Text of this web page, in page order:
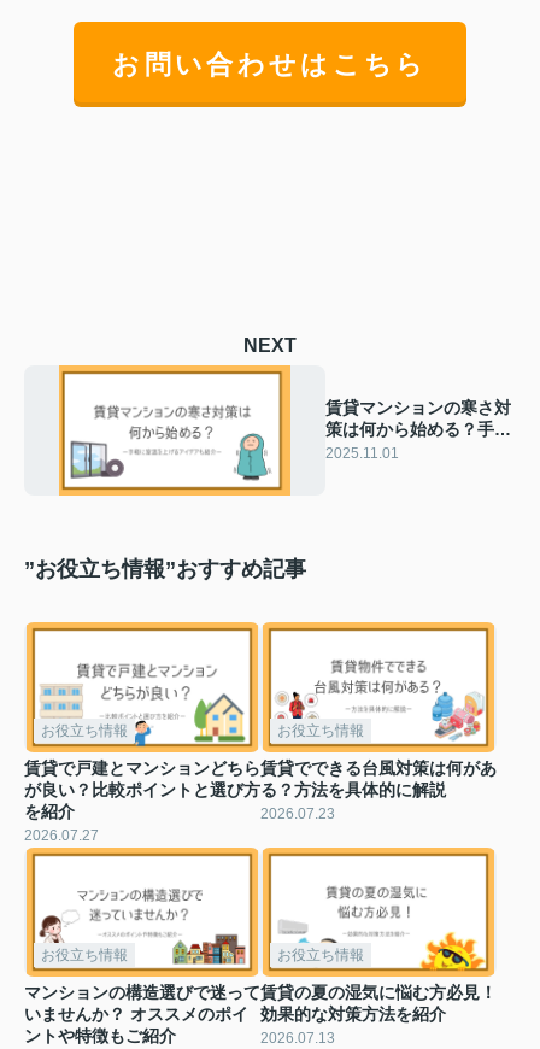
お問い合わせはこちら
NEXT
賃貸マンションの寒さ対
策は何から始める？手軽
に室温を上げるアイデア
2025.11.01
”お役立ち情報”おすすめ記事
お役立ち情報
賃貸で戸建とマンションどちら
が良い？比較ポイントと選び方
を紹介
2026.07.27
お役立ち情報
賃貸でできる台風対策は何があ
る？方法を具体的に解説
2026.07.23
お役立ち情報
マンションの構造選びで迷って
いませんか？ オススメのポイ
ントや特徴もご紹介
お役立ち情報
賃貸の夏の湿気に悩む方必見！
効果的な対策方法を紹介
2026.07.13